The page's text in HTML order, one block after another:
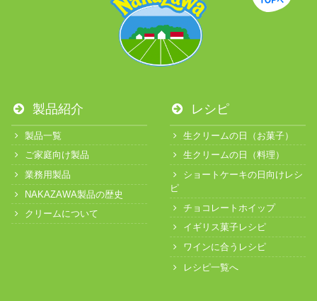
製品紹介
製品一覧
ご家庭向け製品
業務用製品
NAKAZAWA製品の歴史
クリームについて
レシピ
生クリームの日（お菓子）
生クリームの日（料理）
ショートケーキの日向けレシ
ピ
チョコレートホイップ
イギリス菓子レシピ
ワインに合うレシピ
レシピ一覧へ